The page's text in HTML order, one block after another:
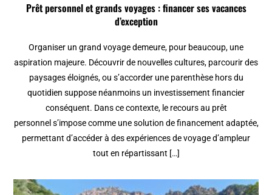
Prêt personnel et grands voyages : financer ses vacances
d’exception
Organiser un grand voyage demeure, pour beaucoup, une
aspiration majeure. Découvrir de nouvelles cultures, parcourir des
paysages éloignés, ou s’accorder une parenthèse hors du
quotidien suppose néanmoins un investissement financier
conséquent. Dans ce contexte, le recours au prêt
personnel s’impose comme une solution de financement adaptée,
permettant d’accéder à des expériences de voyage d’ampleur
tout en répartissant […]